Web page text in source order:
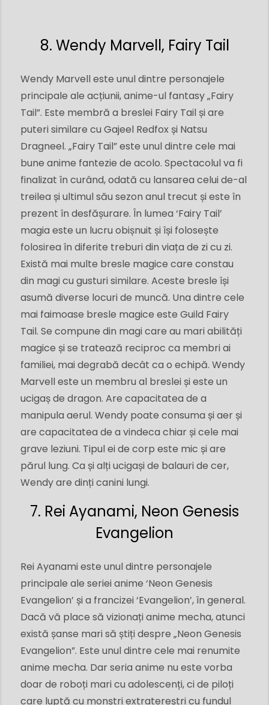
8. Wendy Marvell, Fairy Tail
Wendy Marvell este unul dintre personajele
principale ale acțiunii, anime-ul fantasy „Fairy
Tail”. Este membră a breslei Fairy Tail și are
puteri similare cu Gajeel Redfox și Natsu
Dragneel. „Fairy Tail” este unul dintre cele mai
bune anime fantezie de acolo. Spectacolul va fi
finalizat în curând, odată cu lansarea celui de-al
treilea și ultimul său sezon anul trecut și este în
prezent în desfășurare. În lumea ‘Fairy Tail’
magia este un lucru obișnuit și își folosește
folosirea în diferite treburi din viața de zi cu zi.
Există mai multe bresle magice care constau
din magi cu gusturi similare. Aceste bresle își
asumă diverse locuri de muncă. Una dintre cele
mai faimoase bresle magice este Guild Fairy
Tail. Se compune din magi care au mari abilități
magice și se tratează reciproc ca membri ai
familiei, mai degrabă decât ca o echipă. Wendy
Marvell este un membru al breslei și este un
ucigaș de dragon. Are capacitatea de a
manipula aerul. Wendy poate consuma și aer și
are capacitatea de a vindeca chiar și cele mai
grave leziuni. Tipul ei de corp este mic și are
părul lung. Ca și alți ucigași de balauri de cer,
Wendy are dinți canini lungi.
7. Rei Ayanami, Neon Genesis
Evangelion
Rei Ayanami este unul dintre personajele
principale ale seriei anime ‘Neon Genesis
Evangelion’ și a francizei ‘Evangelion’, în general.
Dacă vă place să vizionați anime mecha, atunci
există șanse mari să știți despre „Neon Genesis
Evangelion”. Este unul dintre cele mai renumite
anime mecha. Dar seria anime nu este vorba
doar de roboți mari cu adolescenți, ci de piloți
care luptă cu monștri extratereștri cu fundul